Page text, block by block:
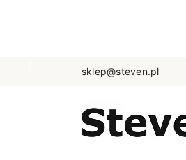
sklep@steven.pl